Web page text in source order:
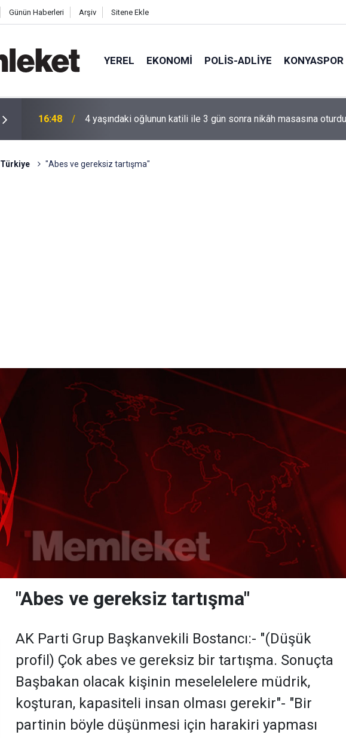
Günün Haberleri Arşiv Sitene Ekle
YEREL EKONOMI POLİS-ADLİYE KONYASPOR
16:44 Mahallede korku dolu anlar: Gaz hattı delindi
Türkiye "Abes ve gereksiz tartışma"
"Abes ve gereksiz tartışma"
AK Parti Grup Başkanvekili Bostancı:- "(Düşük
profil) Çok abes ve gereksiz bir tartışma. Sonuçta
Başbakan olacak kişinin meselelelere müdrik,
koşturan, kapasiteli insan olması gerekir"- "Bir
partinin böyle düşünmesi için harakiri yapması